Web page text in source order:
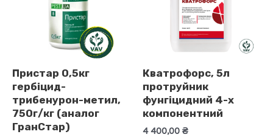
Пристар 0,5кг
гербіцид-
трибенурон-метил,
750г/кг (аналог
ГранСтар)
Кватрофорс, 5л
протруйник
фунгіцидний 4-х
компонентний
4 400,00 ₴